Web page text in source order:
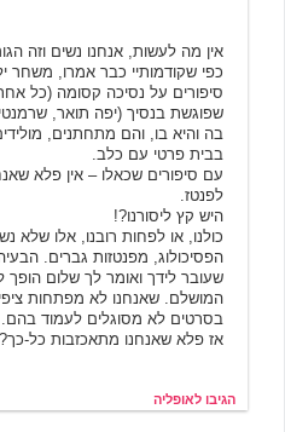
אין מה לעשות, אנחנו נשים וזה
כפי שקודמותיי כבר אמרו, משחר
סיפורים על נסיכה קסומה (כל
שפוגשת בנסיך (יפה תואר,
בבית פרטי עם כלב.
עם סיפורים שכאלו – אין פלא
לפנטז.
היש קץ ליסורנו?!
כולנו, או לפחות רובנו, אלו שלא
הפסיכולוג, מפנטזות גברים.
שעובר לידך ואומר לך שלום הופך
המושלם. שאנחנו לא מפתחות
בסרטים לא מסוגלים לעמוד בהם.
אז פלא שאנחנו מתאכזבות כל-
הגיבו לאופליה